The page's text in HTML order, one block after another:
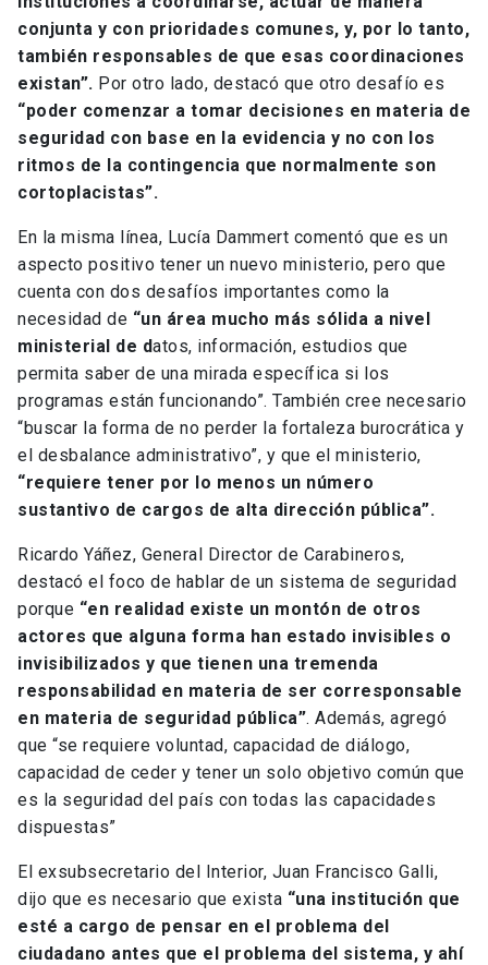
conjunta y con prioridades comunes, y, por lo tanto,
también responsables de que esas coordinaciones
existan”. Por otro lado, destacó que otro desafío es
“poder comenzar a tomar decisiones en materia de
seguridad con base en la evidencia y no con los
ritmos de la contingencia que normalmente son
cortoplacistas”.
En la misma línea, Lucía Dammert comentó que es un
aspecto positivo tener un nuevo ministerio, pero que
cuenta con dos desafíos importantes como la
necesidad de “un área mucho más sólida a nivel
ministerial de datos, información, estudios que
permita saber de una mirada específica si los
programas están funcionando”. También cree necesario
“buscar la forma de no perder la fortaleza burocrática y
el desbalance administrativo”, y que el ministerio,
“requiere tener por lo menos un número
sustantivo de cargos de alta dirección pública”.
Ricardo Yáñez, General Director de Carabineros,
destacó el foco de hablar de un sistema de seguridad
porque “en realidad existe un montón de otros
actores que alguna forma han estado invisibles o
invisibilizados y que tienen una tremenda
responsabilidad en materia de ser corresponsable
en materia de seguridad pública”. Además, agregó
que “se requiere voluntad, capacidad de diálogo,
capacidad de ceder y tener un solo objetivo común que
es la seguridad del país con todas las capacidades
dispuestas”
El exsubsecretario del Interior, Juan Francisco Galli,
dijo que es necesario que exista “una institución que
esté a cargo de pensar en el problema del
ciudadano antes que el problema del sistema, y ahí